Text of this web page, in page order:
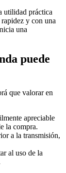
utilidad práctica
y con una
una
puede
que valorar en
apreciable
la compra.
a la transmisión,
al uso de la